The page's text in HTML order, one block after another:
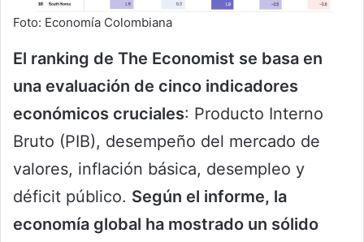
Foto: Economía Colombiana
El ranking de The Economist se basa en
una evaluación de cinco indicadores
económicos cruciales: Producto Interno
Bruto (PIB), desempeño del mercado de
valores, inflación básica, desempleo y
déficit público. Según el informe, la
economía global ha mostrado un sólido